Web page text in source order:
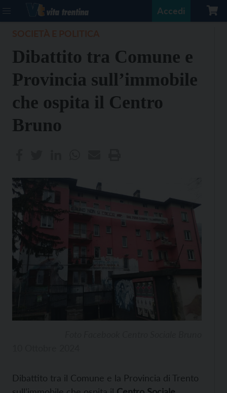
Accedi
Dibattito tra Comune e
Provincia sull’immobile
che ospita il Centro
Bruno
Dibattito tra il Comune e la Provincia di Trento